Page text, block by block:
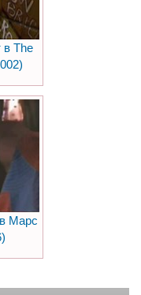
в The
Марс